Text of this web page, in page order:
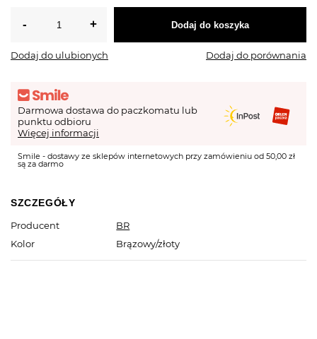
Dodaj do koszyka
Dodaj do ulubionych Dodaj do porównania
Darmowa dostawa do paczkomatu lub
punktu odbioru
Więcej informacji
Smile - dostawy ze sklepów internetowych przy zamówieniu od 50,00 zł
są za darmo
SZCZEGÓŁY
Producent
BR
Kolor
Brązowy/złoty